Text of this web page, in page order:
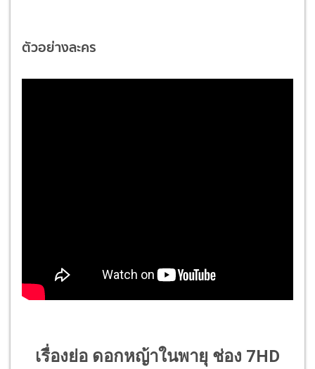
ตัวอย่างละคร
เรื่องย่อ ดอกหญ้าในพายุ ช่อง 7HD